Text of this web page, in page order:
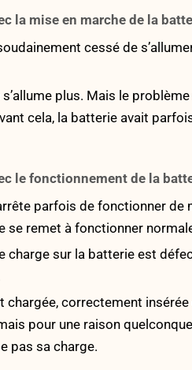
la mise en marche de la
cessé de
plus. Mais le
cela, la batterie avait
le fonctionnement de la
parfois de fonctionner
se remet à fonctionner
charge sur la batterie est
chargée, correctement
pour une raison
pas sa charge.